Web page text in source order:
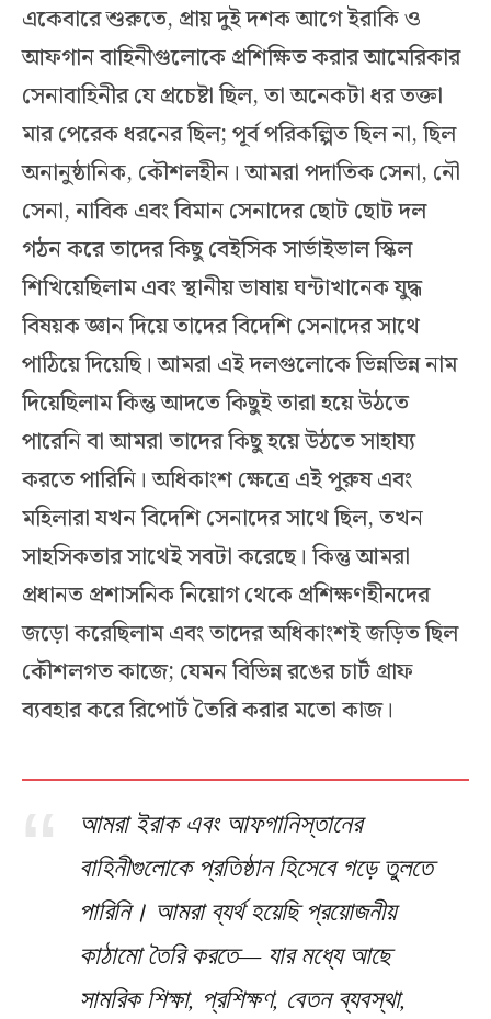
একেবারে শুরুতে, প্রায় দুই দশক আগে ইরাকি ও
আফগান বাহিনীগুলোকে প্রশিক্ষিত করার আমেরিকার
সেনাবাহিনীর যে প্রচেষ্টা ছিল, তা অনেকটা ধর তক্তা
মার পেরেক ধরনের ছিল; পূর্ব পরিকল্পিত ছিল না, ছিল
অনানুষ্ঠানিক, কৌশলহীন। আমরা পদাতিক সেনা, নৌ
সেনা, নাবিক এবং বিমান সেনাদের ছোট ছোট দল
গঠন করে তাদের কিছু বেইসিক সার্ভাইভাল স্কিল
শিখিয়েছিলাম এবং স্থানীয় ভাষায় ঘন্টাখানেক যুদ্ধ
বিষয়ক জ্ঞান দিয়ে তাদের বিদেশি সেনাদের সাথে
পাঠিয়ে দিয়েছি। আমরা এই দলগুলোকে ভিন্নভিন্ন নাম
দিয়েছিলাম কিন্তু আদতে কিছুই তারা হয়ে উঠতে
পারেনি বা আমরা তাদের কিছু হয়ে উঠতে সাহায্য
করতে পারিনি। অধিকাংশ ক্ষেত্রে এই পুরুষ এবং
মহিলারা যখন বিদেশি সেনাদের সাথে ছিল, তখন
সাহসিকতার সাথেই সবটা করেছে। কিন্তু আমরা
প্রধানত প্রশাসনিক নিয়োগ থেকে প্রশিক্ষণহীনদের
জড়ো করেছিলাম এবং তাদের অধিকাংশই জড়িত ছিল
কৌশলগত কাজে; যেমন বিভিন্ন রঙের চার্ট গ্রাফ
ব্যবহার করে রিপোর্ট তৈরি করার মতো কাজ।
আমরা ইরাক এবং আফগানিস্তানের
বাহিনীগুলোকে প্রতিষ্ঠান হিসেবে গড়ে তুলতে
পারিনি। আমরা ব্যর্থ হয়েছি প্রয়োজনীয়
কাঠামো তৈরি করতে— যার মধ্যে আছে
সামরিক শিক্ষা, প্রশিক্ষণ, বেতন ব্যবস্থা,